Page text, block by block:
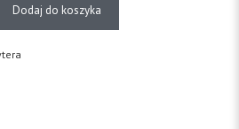
Dodaj do koszyka